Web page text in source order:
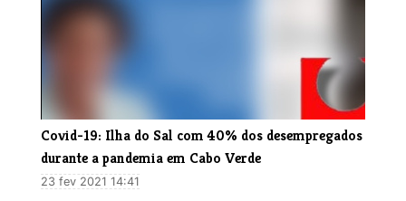
Covid-19: Ilha do Sal com 40% dos desempregados
durante a pandemia em Cabo Verde
23 fev 2021 14:41